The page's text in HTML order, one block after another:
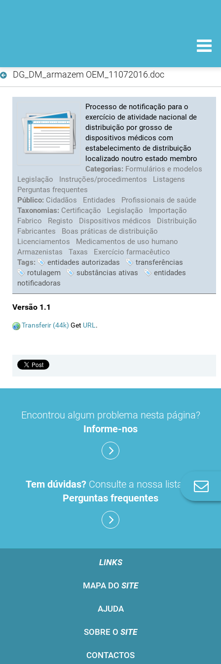
DG_DM_armazem OEM_11072016.doc
Processo de notificação para o
exercício de atividade nacional de
distribuição por grosso de
dispositivos médicos com
estabelecimento de distribuição
localizado noutro estado membro
Categorias: Formulários e modelos
Legislação
Instruções/procedimentos
Listagens
Perguntas frequentes
Público: Cidadãos Entidades
Profissionais de saúde
Taxonomias: Certificação Legislação
Importação
Fabrico
Registo Dispositivos médicos
Distribuição
Fabricantes
Boas práticas de distribuição
Licenciamentos
Medicamentos de uso humano
Armazenistas
Taxas
Exercício farmacêutico
Tags:
entidades autorizadas
transferências
rotulagem
substâncias ativas
entidades
notificadoras
Versão 1.1
Transferir (44k) Get URL.
Encontrou algum problema nesta página?
Informe-nos
Tem dúvidas? Consulte a nossa lista de
Perguntas frequentes
LINKS
MAPA DO SITE
AJUDA
SOBRE O SITE
CONTACTOS